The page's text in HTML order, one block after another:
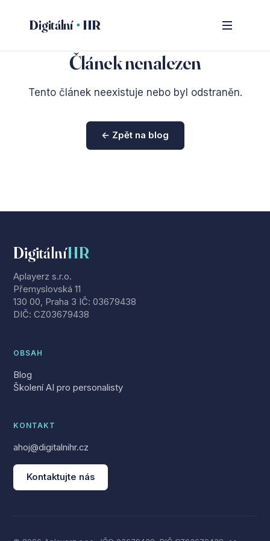
Digitální HR
Článek nenalezen
Tento článek neexistuje nebo byl odstraněn.
← Zpět na blog
DigitálníHR
Aplayerz s.r.o.
Přemyslovská 11
130 00, Praha 3 IČ: 03679438
DIČ: CZ03679438
OBSAH
Blog
Školení AI pro personalisty
KONTAKT
ahoj@digitalnihr.cz
Kontaktujte nás